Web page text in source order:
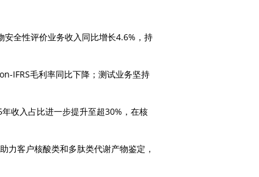
全性评价业务收入同比增长4.6%，持
IFRS毛利率同比下降；测试业务坚持
收入占比进一步提升至超30%，在核
力客户核酸类和多肽类代谢产物鉴定，